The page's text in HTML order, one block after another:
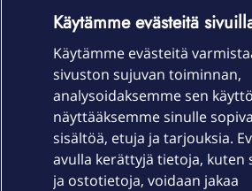
Laitteet & liittymät
Palvelut
Käytämme evästeitä
Käytämme evästeitä
sivuston sujuvan toiminnan,
analysoidaksemme sen
näyttääksemme sinulle
sisältöä, etuja ja tarjouksia.
avulla kerättyjä tietoja, kuten
ja ostotietoja, voidaan jakaa